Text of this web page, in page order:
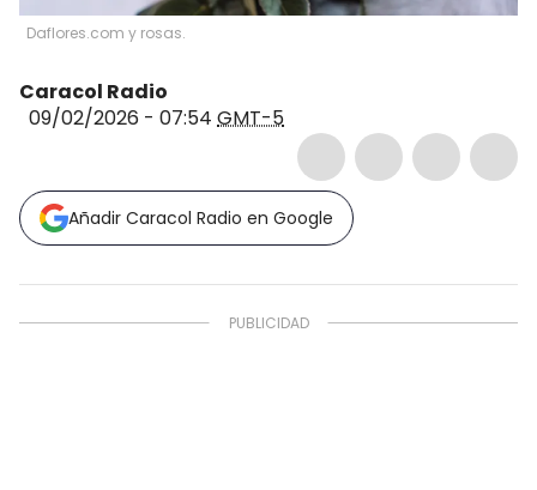
Daflores.com y rosas.
Caracol Radio
09/02/2026 - 07:54 GMT-5
Añadir Caracol Radio en Google